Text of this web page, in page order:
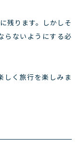
残ります。しかしそ
らないようにする必
しく旅行を楽しみま